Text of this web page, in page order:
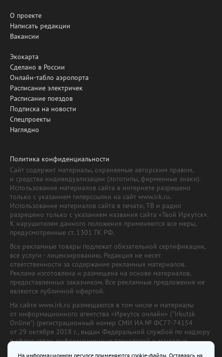
О проекте
Написать редакции
Вакансии
Экокарта
Сделано в России
Онлайн-табло аэропорта
Расписание электричек
Расписание поездов
Подписка на новости
Спецпроекты
Наглядно
Политика конфиденциальности
Сайт содержит материалы, охраняемые авторским правом,
и средства индивидуализации (логотипы, фирменные знаки).
Использование материалов сайта в интернете разрешено
только с указанием гиперссылки на сайт www.irk.ru.
Использование материалов сайта в печати, ТВ и радио
разрешено только с указанием названия сайта «Твой Иркутск».
К нарушителям данного положения применяются все меры,
предусмотренные ст. 1301 ГК РФ.
Все рекламные товары подлежат обязательной сертификации,
все услуги - лицензированию. Редакция не несет
ответственности за содержание рекламных материалов.
Реклама изготовлена и размещена на основе материалов,
предоставленных заказчиком. Все рекламные предложения не
являются публичной офертой.
На сайте www.irk.ru размещаются в том числе и материалы
от информационного агентства «Иркутск онлайн» ("Irkutsk
Online") (регистрационный номер СМИ ИА № ФС77-74154
от 29 октября 2018 г., выдан Федеральной службой по надзору
в сфере связи, информационных технологий и массовых
На информационном ресурсе применяются cookie-файлы. Оставаясь на